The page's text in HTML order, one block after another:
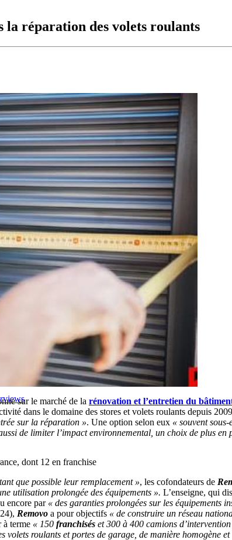
la réparation des volets roulants
sur le marché de la rénovation et l’entretien du
dans le domaine des stores et volets roulants depuis
sur la réparation ». Une option selon eux « souvent
de limiter l’impact environnemental, un choix de plus en
dont 12 en franchise
que possible leur remplacement », les cofondateurs de
utilisation prolongée des équipements ». L’enseigne, qui
encore par « des garanties prolongées sur les équipements
Removo a pour objectifs « de construire un réseau
à terme « 150 franchisés et 300 à 400 camions
roulants et portes de garage, de manière homogène